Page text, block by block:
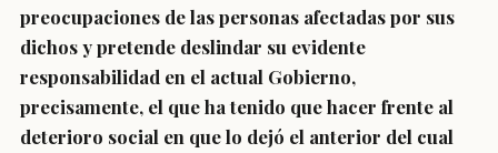
preocupaciones de las personas afectadas por sus
dichos y pretende deslindar su evidente
responsabilidad en el actual Gobierno,
precisamente, el que ha tenido que hacer frente al
deterioro social en que lo dejó el anterior del cual